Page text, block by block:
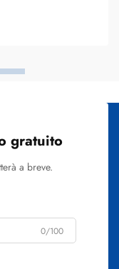
combina prodotti
orale p...
gratuito
a breve.
0/100